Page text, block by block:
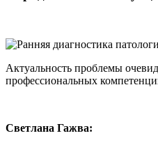
Актуальность проблемы
профессиональных
Светлана Гажва: